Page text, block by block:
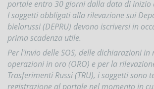
Contrasto
all'attività
dei
Paesi
che
minacciano
pace
portale entro 30 giorni dalla data di inizio
I soggetti obbligati alla rilevazione sui
bielorussi (DEPRU) devono iscriversi in
prima scadenza utile.
Per l'invio delle SOS, delle dichiarazioni
operazioni in oro (ORO) e per la
Trasferimenti Russi (TRU), i soggetti sono
registrazione al portale nel momento in